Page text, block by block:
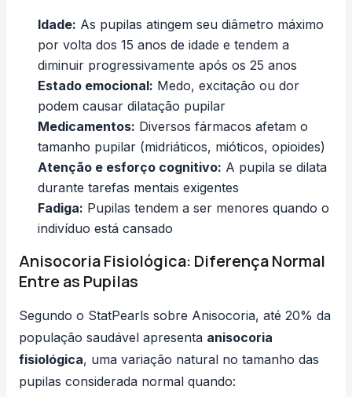
Idade: As pupilas atingem seu diâmetro máximo
por volta dos 15 anos de idade e tendem a
diminuir progressivamente após os 25 anos
Estado emocional: Medo, excitação ou dor
podem causar dilatação pupilar
Medicamentos: Diversos fármacos afetam o
tamanho pupilar (midriáticos, mióticos, opioides)
Atenção e esforço cognitivo: A pupila se dilata
durante tarefas mentais exigentes
Fadiga: Pupilas tendem a ser menores quando o
indivíduo está cansado
Anisocoria Fisiológica: Diferença Normal
Entre as Pupilas
Segundo o StatPearls sobre Anisocoria, até 20% da
população saudável apresenta anisocoria
fisiológica, uma variação natural no tamanho das
pupilas considerada normal quando: